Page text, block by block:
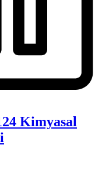
Kimyasal